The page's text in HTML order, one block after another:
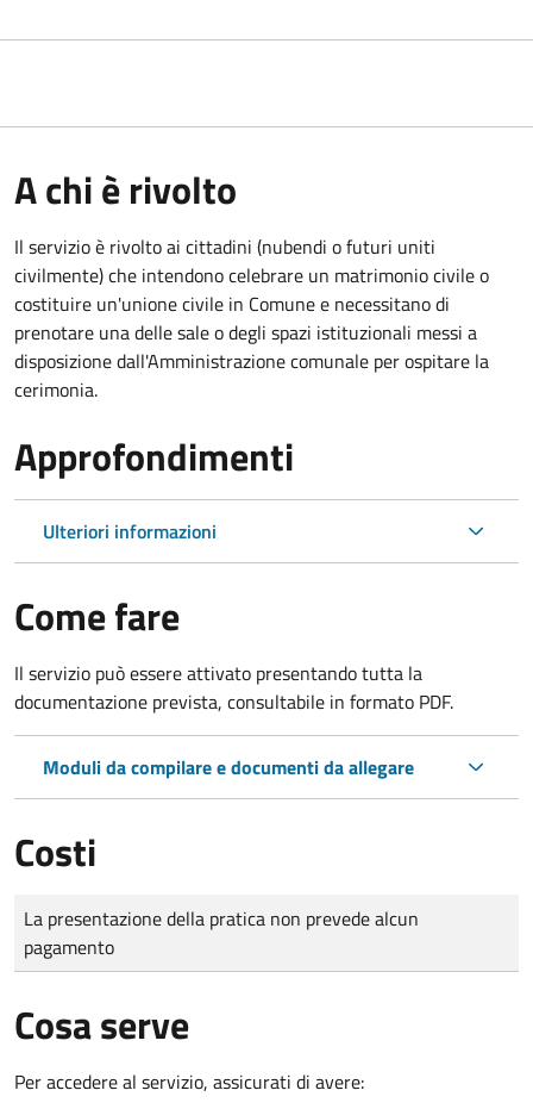
A chi è rivolto
Il servizio è rivolto ai cittadini (nubendi o futuri uniti
civilmente) che intendono celebrare un matrimonio civile o
costituire un'unione civile in Comune e necessitano di
prenotare una delle sale o degli spazi istituzionali messi a
disposizione dall'Amministrazione comunale per ospitare la
cerimonia.
Approfondimenti
Ulteriori informazioni
Come fare
Il servizio può essere attivato presentando tutta la
documentazione prevista, consultabile in formato PDF.
Moduli da compilare e documenti da allegare
Costi
Tipo di pagamento
Importo
La presentazione della pratica non prevede alcun
pagamento
Cosa serve
Per accedere al servizio, assicurati di avere: